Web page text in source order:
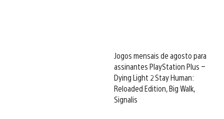
Jogos mensais de agosto para
assinantes PlayStation Plus –
Dying Light 2 Stay Human:
Reloaded Edition, Big Walk,
Signalis